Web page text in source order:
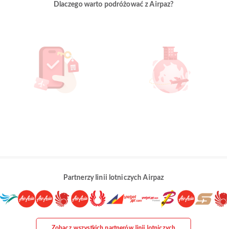
Dlaczego warto podróżować z Airpaz?
Partnerzy linii lotniczych Airpaz
Zobacz wszystkich partnerów linii lotniczych